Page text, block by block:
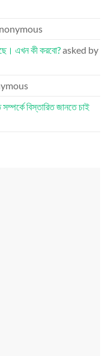
এখন কী করবো?asked by
বিস্তারিত জানতে চাই